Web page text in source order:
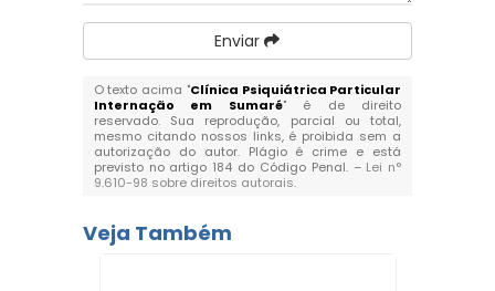
Enviar
O texto acima "Clínica Psiquiátrica Particular
Internação em Sumaré" é de direito
reservado. Sua reprodução, parcial ou total,
mesmo citando nossos links, é proibida sem a
autorização do autor. Plágio é crime e está
previsto no artigo 184 do Código Penal. – Lei n°
9.610-98 sobre direitos autorais.
Veja Também